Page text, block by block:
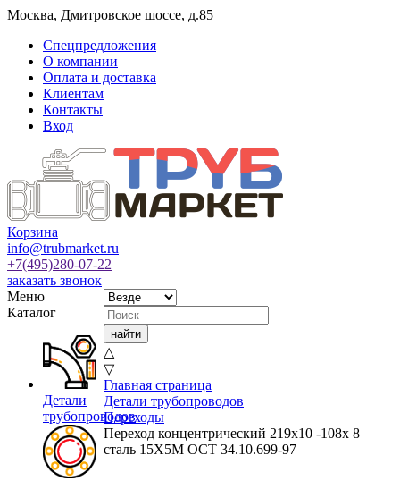
Москва, Дмитровское шоссе, д.85
Спецпредложения
О компании
Оплата и доставка
Клиентам
Контакты
Вход
Корзина
info@trubmarket.ru
+7(495)280-07-22
заказать звонок
Меню
Каталог
Детали
трубопроводов
△
▽
Главная страница
Детали трубопроводов
Переходы
Переход концентрический 219х10 -108х 8
сталь 15Х5М ОСТ 34.10.699-97